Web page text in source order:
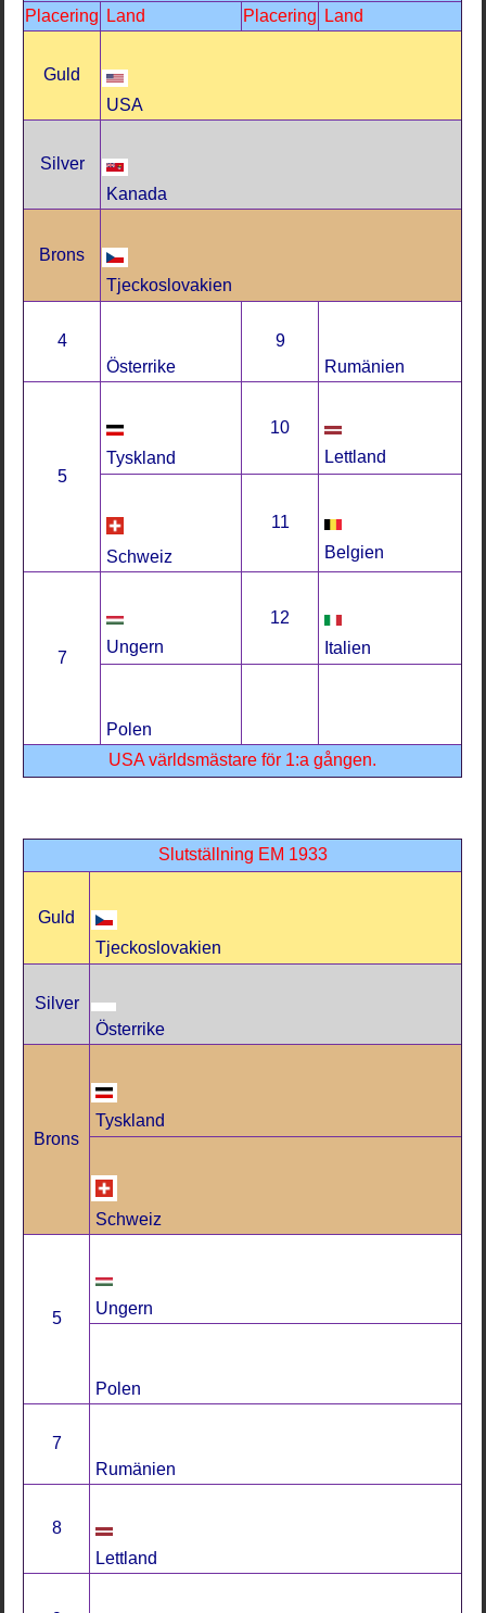
Placering Land Placering Land
Guld
USA
Silver
Kanada
Brons
Tjeckoslovakien
4
Österrike
9
Rumänien
5
Tyskland
10
Lettland
Schweiz
11
Belgien
7
Ungern
12
Italien
Polen
USA världsmästare för 1:a gången.
Slutställning EM 1933
Guld
Tjeckoslovakien
Silver
Österrike
Brons
Tyskland
Schweiz
5
Ungern
Polen
7
Rumänien
8
Lettland